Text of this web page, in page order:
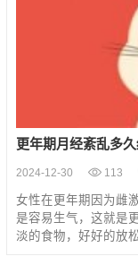
更年期月经紊乱多
2024-12-30 113
女性在更年期因为雌
是容易生气，这就是
淡的食物，好好的放